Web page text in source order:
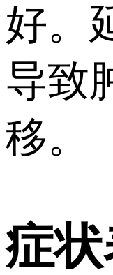
好。
导致
移。
症状